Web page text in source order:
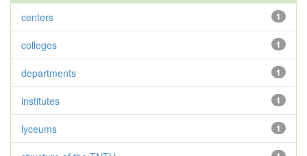
1
centers
1
colleges
1
departments
1
institutes
1
lyceums